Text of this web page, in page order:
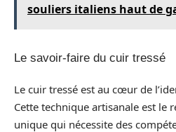
souliers italiens haut de
Le savoir-faire du cuir tressé
Le cuir tressé est au cœur de
Cette technique artisanale est le
unique qui nécessite des